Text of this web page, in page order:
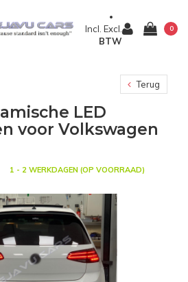
Incl. Excl.
BTW
0
Terug
LED
voor Volkswagen
1 - 2 WERKDAGEN (OP VOORRAAD)